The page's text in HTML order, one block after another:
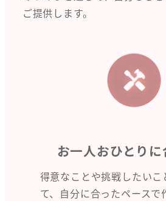
ご提供します。
お一人おひとり
得意なことや挑戦したいこ
て、自分に合ったペースで